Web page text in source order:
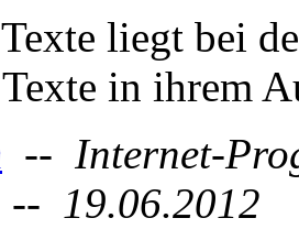
liegt bei
Texte in
-- Internet-
-- 19.06.2012